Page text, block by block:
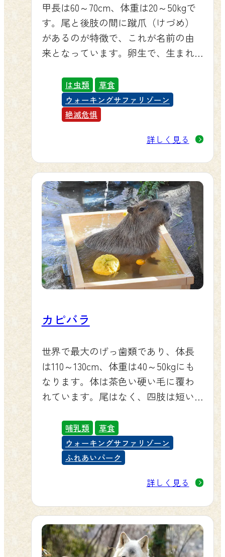
甲長は60～70cm、体重は20～50kgで
す。尾と後肢の間に蹴爪（けづめ）
があるのが特徴で、これが名前の由
来となっています。卵生で、生まれ
体重は約25gです。
は虫類
草食
ウォーキングサファリゾーン
絶滅危惧
詳しく見る
カピバラ
世界で最大のげっ歯類であり、体長
は110～130cm、体重は40～50kgにも
なります。体は茶色い硬い毛に覆わ
れています。尾はなく、四肢は短い
眼や鼻、耳は水面から出したまま泳
げるように頭の上に位置しており、
指の間には小さな水かきがありま
と呼ばれる黒いでっぱりを持ってい
哺乳類
草食
ウォーキングサファリゾーン
ふれあいパーク
詳しく見る